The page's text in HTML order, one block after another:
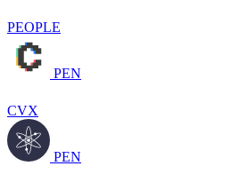
PEOPLE
PEN
CVX
PEN